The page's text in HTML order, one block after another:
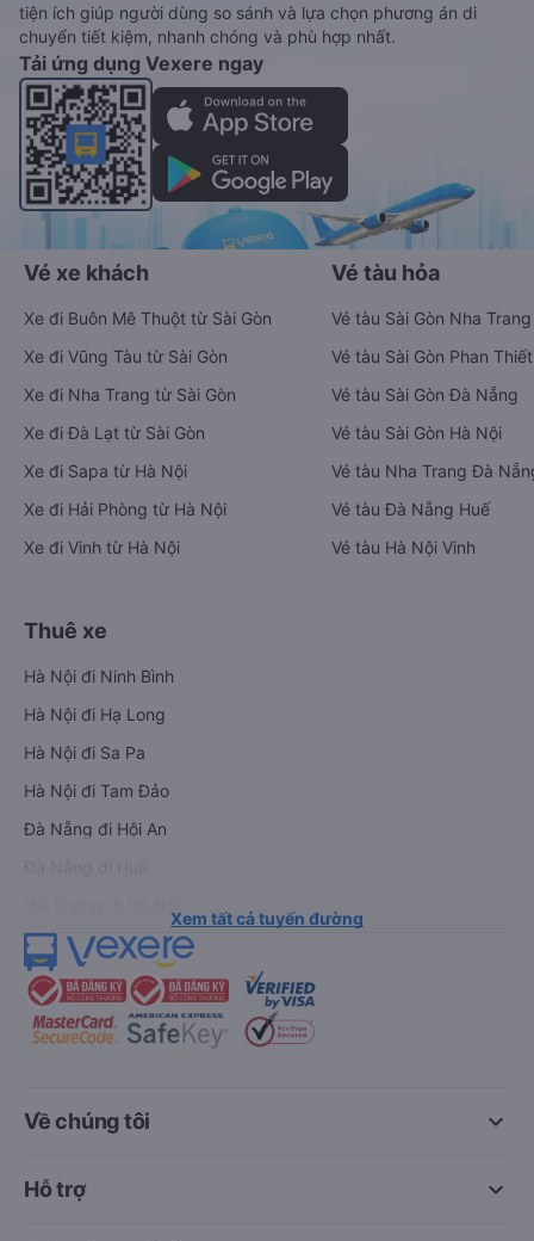
tiện ích giúp người dùng so sánh và lựa chọn phương án di
chuyển tiết kiệm, nhanh chóng và phù hợp nhất.
Tải ứng dụng Vexere ngay
Vé xe khách
Xe đi Buôn Mê Thuột từ Sài Gòn
Xe đi Vũng Tàu từ Sài Gòn
Xe đi Nha Trang từ Sài Gòn
Xe đi Đà Lạt từ Sài Gòn
Xe đi Sapa từ Hà Nội
Xe đi Hải Phòng từ Hà Nội
Xe đi Vinh từ Hà Nội
Vé tàu hỏa
Vé tàu Sài Gòn Nha Trang
Vé tàu Sài Gòn Phan Thiết
Vé tàu Sài Gòn Đà Nẵng
Vé tàu Sài Gòn Hà Nội
Vé tàu Nha Trang Đà
Vé tàu Đà Nẵng Huế
Vé tàu Hà Nội Vinh
Thuê xe
Hà Nội đi Ninh Bình
Hà Nội đi Hạ Long
Hà Nội đi Sa Pa
Hà Nội đi Tam Đảo
Đà Nẵng đi Hội An
Xem tất cả tuyến đường
keyboard_arrow_down
Về chúng tôi
keyboard_arrow_down
Hỗ trợ